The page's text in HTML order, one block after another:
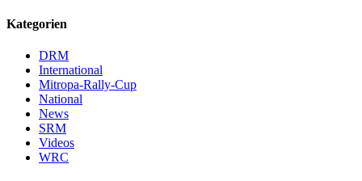
Kategorien
DRM
International
Mitropa-Rally-Cup
National
News
SRM
Videos
WRC